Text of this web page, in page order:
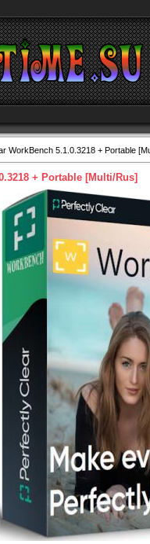
WorkBench 5.1.0.3218 + Portable
+ Portable [Multi/Rus]